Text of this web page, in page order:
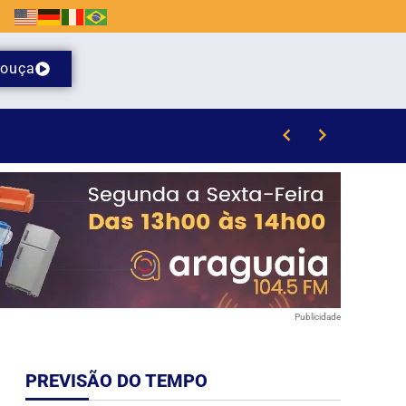
ouça
Publicidade
PREVISÃO DO TEMPO